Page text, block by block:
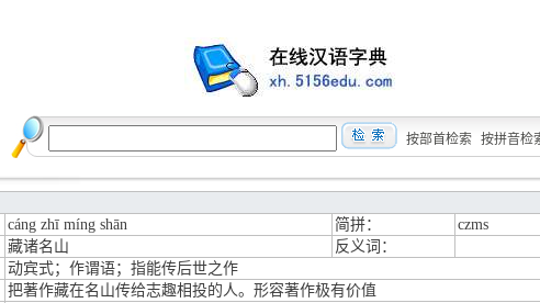
按部首检索 按拼音检
cáng zhī míng shān 简拼：
czms
藏诸名山
反义词：
动宾式；作谓语；指能传后世之作
把著作藏在名山传给志趣相投的人。形容著作极有价值